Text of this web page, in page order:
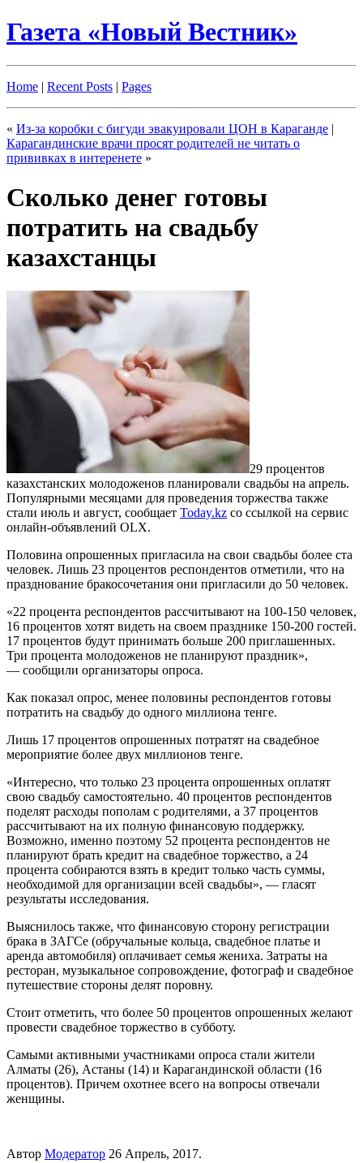
Газета «Новый Вестник»
Home | Recent Posts | Pages
« Из-за коробки с бигуди эвакуировали ЦОН в Караганде |
Карагандинские врачи просят родителей не читать о
прививках в интеренете »
Сколько денег готовы
потратить на свадьбу
казахстанцы
29 процентов
казахстанских молодоженов планировали свадьбы на апрель.
Популярными месяцами для проведения торжества также
стали июль и август, сообщает Today.kz со ссылкой на сервис
онлайн-объявлений OLX.
Половина опрошенных пригласила на свои свадьбы более ста
человек. Лишь 23 процентов респондентов отметили, что на
празднование бракосочетания они пригласили до 50 человек.
«22 процента респондентов рассчитывают на 100-150 человек,
16 процентов хотят видеть на своем празднике 150-200 гостей.
17 процентов будут принимать больше 200 приглашенных.
Три процента молодоженов не планируют праздник»,
— сообщили организаторы опроса.
Как показал опрос, менее половины респондентов готовы
потратить на свадьбу до одного миллиона тенге.
Лишь 17 процентов опрошенных потратят на свадебное
мероприятие более двух миллионов тенге.
«Интересно, что только 23 процента опрошенных оплатят
свою свадьбу самостоятельно. 40 процентов респондентов
поделят расходы пополам с родителями, а 37 процентов
рассчитывают на их полную финансовую поддержку.
Возможно, именно поэтому 52 процента респондентов не
планируют брать кредит на свадебное торжество, а 24
процента собираются взять в кредит только часть суммы,
необходимой для организации всей свадьбы», — гласят
результаты исследования.
Выяснилось также, что финансовую сторону регистрации
брака в ЗАГСе (обручальные кольца, свадебное платье и
аренда автомобиля) оплачивает семья жениха. Затраты на
ресторан, музыкальное сопровождение, фотограф и свадебное
путешествие стороны делят поровну.
Стоит отметить, что более 50 процентов опрошенных желают
провести свадебное торжество в субботу.
Самыми активными участниками опроса стали жители
Алматы (26), Астаны (14) и Карагандинской области (16
процентов). Причем охотнее всего на вопросы отвечали
женщины.
Автор Модератор 26 Апрель, 2017.